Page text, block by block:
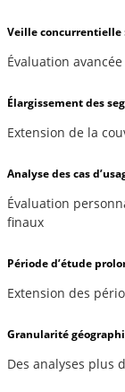
Veille concurrentielle
Évaluation
Élargissement des
Extension de la
Analyse des cas
Évaluation
finaux
Période d’étude
Extension des
Granularité
Des analyses plus